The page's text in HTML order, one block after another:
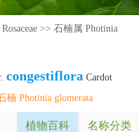
>> 石楠属 Photinia
congestiflora Cardot
楠 Photinia glomerata
植物百科 名称分类